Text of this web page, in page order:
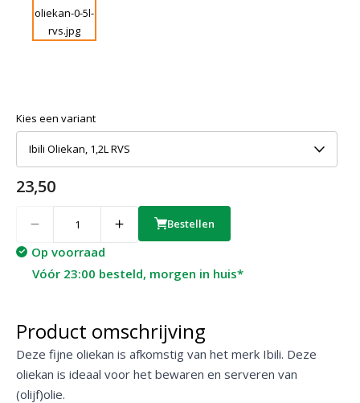
Kies een variant
Ibili Oliekan, 1,2L RVS
23,50
Bestellen
Op voorraad
Vóór 23:00 besteld, morgen in huis*
Product omschrijving
Deze fijne oliekan is afkomstig van het merk Ibili. Deze
oliekan is ideaal voor het bewaren en serveren van
(olijf)olie.